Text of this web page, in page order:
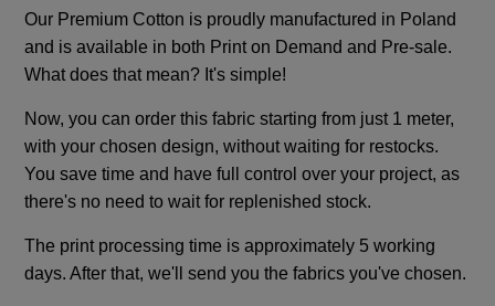
Our Premium Cotton is proudly manufactured in Poland
and is available in both Print on Demand and Pre-sale.
What does that mean? It's simple!
Now, you can order this fabric starting from just 1 meter,
with your chosen design, without waiting for restocks.
You save time and have full control over your project, as
there's no need to wait for replenished stock.
The print processing time is approximately 5 working
days. After that, we'll send you the fabrics you've chosen.